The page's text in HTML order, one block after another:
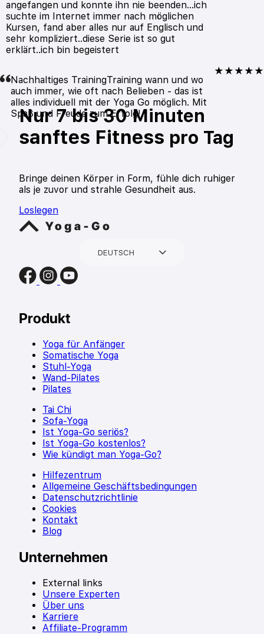
angefangen und konnte ihn nie beenden...ich
suchte im Internet immer nach möglichen
Kursen, fand aber alles nur auf Englisch und
sehr kompliziert..diese Serie ist so gut
erklärt..ich bin begeistert
Nachhaltiges TrainingTraining wann und wo
auch immer, wie oft nach Belieben - das ist
alles individuell mit der Yoga Go möglich. Mit
Spaß und Freude zum Erfolg!
★★★★★
Nur 7 bis 30 Minuten
sanftes Fitness pro Tag
Bringe deinen Körper in Form, fühle dich ruhiger
als je zuvor und strahle Gesundheit aus.
Loslegen
DEUTSCH
Produkt
Yoga für Anfänger
Somatische Yoga
Stuhl-Yoga
Wand-Pilates
Pilates
Tai Chi
Sofa-Yoga
Ist Yoga-Go seriös?
Ist Yoga-Go kostenlos?
Wie kündigt man Yoga-Go?
Hilfezentrum
Allgemeine Geschäftsbedingungen
Datenschutzrichtlinie
Cookies
Kontakt
Blog
Unternehmen
External links
Unsere Experten
Über uns
Karriere
Affiliate-Programm